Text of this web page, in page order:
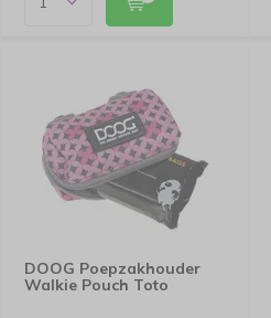
DOOG Poepzakhouder
Walkie Pouch Toto